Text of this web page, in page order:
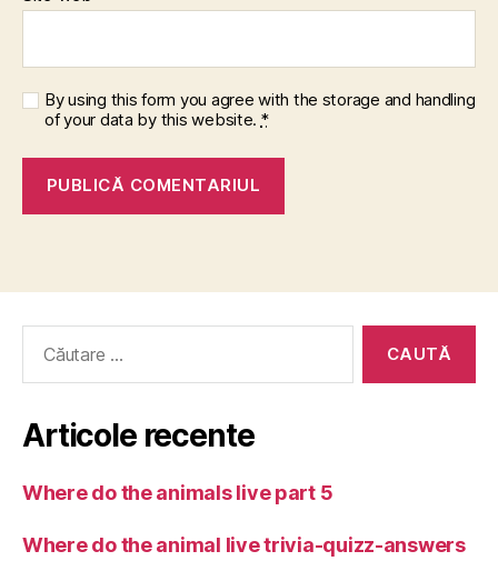
By using this form you agree with the storage and handling
of your data by this website. *
după:
Articole recente
Where do the animals live part 5
Where do the animal live trivia-quizz-answers